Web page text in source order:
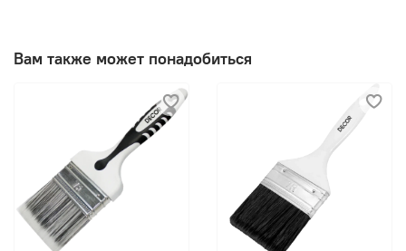
Вам также может понадобиться